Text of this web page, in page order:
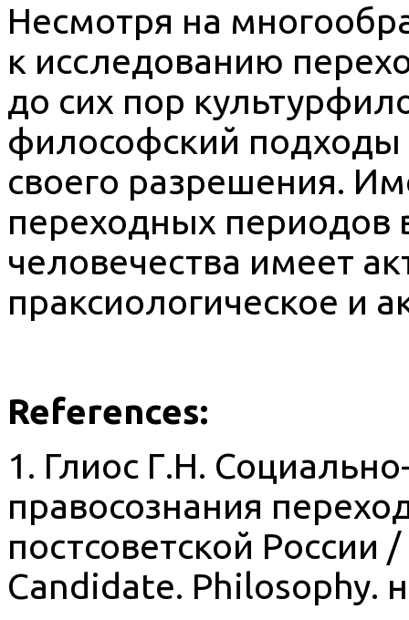
Несмотря на
к исследованию
до сих пор
философский
своего разрешения.
переходных периодов
человечества имеет
праксиологическое и
References:
1. Глиос Г.Н.
правосознания
постсоветской
Candidate. Philosophy.